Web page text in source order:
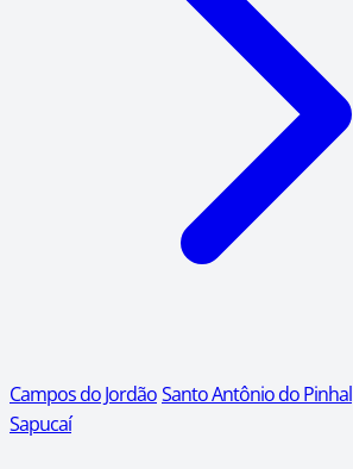
Campos do JordãoSanto Antônio do Pinhal
Sapucaí